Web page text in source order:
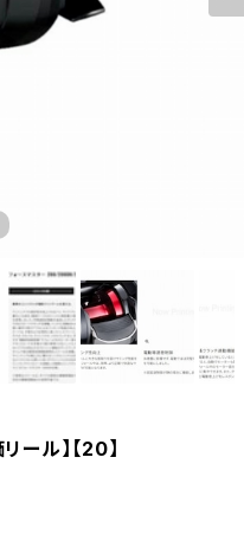
ール】【20】